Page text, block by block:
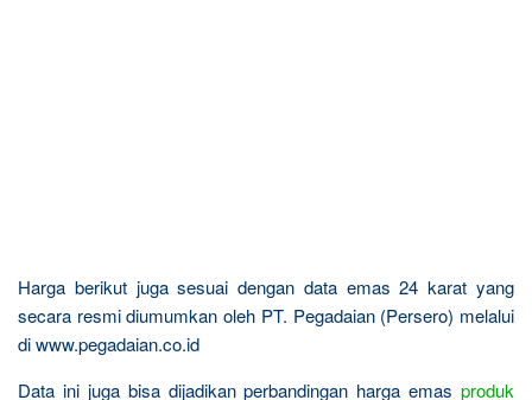
Harga berikut juga sesuai dengan data emas 24 karat yang
secara resmi diumumkan oleh PT. Pegadaian (Persero) melalui
di www.pegadaian.co.id
Data ini juga bisa dijadikan perbandingan harga emas produk